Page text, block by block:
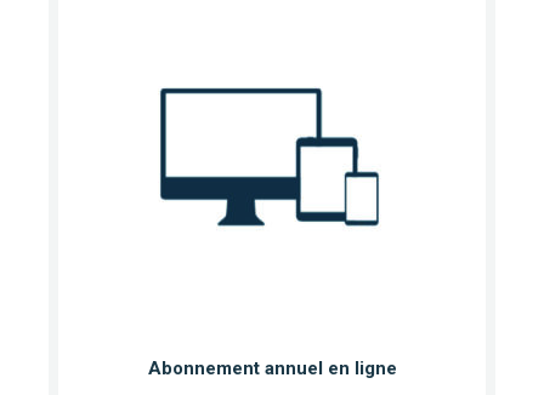
Abonnement annuel en ligne